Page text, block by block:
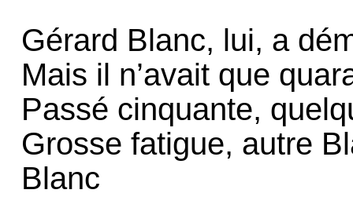
Gérard Blanc, lui, a
Mais il n’avait que
Passé cinquante,
Grosse fatigue, autre
Blanc